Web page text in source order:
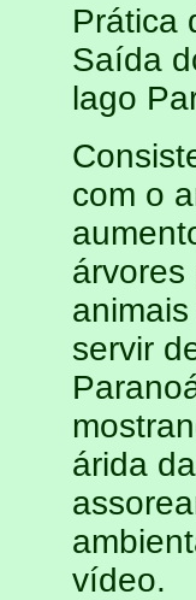
Prática
Saída
lago
com o
servir
árida
vídeo.